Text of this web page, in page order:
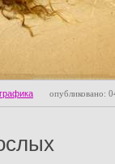
опубликовано: